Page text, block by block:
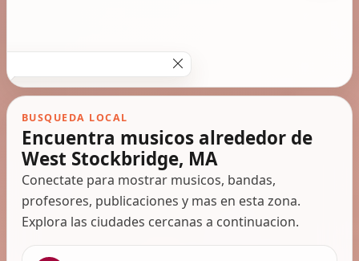
BUSQUEDA LOCAL
Encuentra musicos alrededor de
West Stockbridge, MA
Conectate para mostrar musicos, bandas,
profesores, publicaciones y mas en esta zona.
Explora las ciudades cercanas a continuacion.